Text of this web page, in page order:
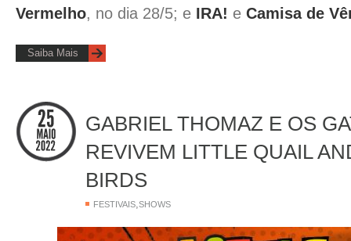
Vermelho, no dia 28/5; e IRA! e Camisa de
Saiba Mais
GABRIEL THOMAZ E OS
REVIVEM LITTLE QUAIL
BIRDS
FESTIVAIS,SHOWS